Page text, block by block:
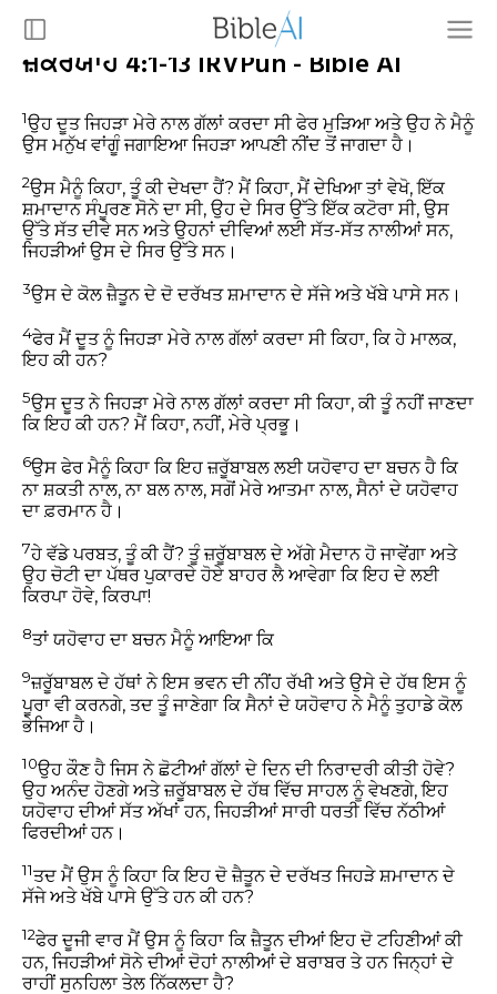
ਜ਼ਕਰਯਾਹ 4:1-13 IRVPun - Bible AI
1ਉਹ ਦੂਤ ਜਿਹੜਾ ਮੇਰੇ ਨਾਲ ਗੱਲਾਂ ਕਰਦਾ ਸੀ ਫੇਰ ਮੁੜਿਆ ਅਤੇ ਉਹ ਨੇ ਮੈਨੂੰ
ਉਸ ਮਨੁੱਖ ਵਾਂਗੂੰ ਜਗਾਇਆ ਜਿਹੜਾ ਆਪਣੀ ਨੀਂਦ ਤੋਂ ਜਾਗਦਾ ਹੈ।
2ਉਸ ਮੈਨੂੰ ਕਿਹਾ, ਤੂੰ ਕੀ ਦੇਖਦਾ ਹੈਂ? ਮੈਂ ਕਿਹਾ, ਮੈਂ ਦੇਖਿਆ ਤਾਂ ਵੇਖੋ, ਇੱਕ
ਸ਼ਮਾਦਾਨ ਸੰਪੂਰਣ ਸੋਨੇ ਦਾ ਸੀ, ਉਹ ਦੇ ਸਿਰ ਉੱਤੇ ਇੱਕ ਕਟੋਰਾ ਸੀ, ਉਸ
ਉੱਤੇ ਸੱਤ ਦੀਵੇ ਸਨ ਅਤੇ ਉਹਨਾਂ ਦੀਵਿਆਂ ਲਈ ਸੱਤ-ਸੱਤ ਨਾਲੀਆਂ ਸਨ,
ਜਿਹੜੀਆਂ ਉਸ ਦੇ ਸਿਰ ਉੱਤੇ ਸਨ।
3ਉਸ ਦੇ ਕੋਲ ਜ਼ੈਤੂਨ ਦੇ ਦੋ ਦਰੱਖਤ ਸ਼ਮਾਦਾਨ ਦੇ ਸੱਜੇ ਅਤੇ ਖੱਬੇ ਪਾਸੇ ਸਨ।
4ਫੇਰ ਮੈਂ ਦੂਤ ਨੂੰ ਜਿਹੜਾ ਮੇਰੇ ਨਾਲ ਗੱਲਾਂ ਕਰਦਾ ਸੀ ਕਿਹਾ, ਕਿ ਹੇ ਮਾਲਕ,
ਇਹ ਕੀ ਹਨ?
5ਉਸ ਦੂਤ ਨੇ ਜਿਹੜਾ ਮੇਰੇ ਨਾਲ ਗੱਲਾਂ ਕਰਦਾ ਸੀ ਕਿਹਾ, ਕੀ ਤੂੰ ਨਹੀਂ ਜਾਣਦਾ
ਕਿ ਇਹ ਕੀ ਹਨ? ਮੈਂ ਕਿਹਾ, ਨਹੀਂ, ਮੇਰੇ ਪ੍ਰਭੂ।
6ਉਸ ਫੇਰ ਮੈਨੂੰ ਕਿਹਾ ਕਿ ਇਹ ਜ਼ਰੂੱਬਾਬਲ ਲਈ ਯਹੋਵਾਹ ਦਾ ਬਚਨ ਹੈ ਕਿ
ਨਾ ਸ਼ਕਤੀ ਨਾਲ, ਨਾ ਬਲ ਨਾਲ, ਸਗੋਂ ਮੇਰੇ ਆਤਮਾ ਨਾਲ, ਸੈਨਾਂ ਦੇ ਯਹੋਵਾਹ
ਦਾ ਫ਼ਰਮਾਨ ਹੈ।
7ਹੇ ਵੱਡੇ ਪਰਬਤ, ਤੂੰ ਕੀ ਹੈਂ? ਤੂੰ ਜ਼ਰੂੱਬਾਬਲ ਦੇ ਅੱਗੇ ਮੈਦਾਨ ਹੋ ਜਾਵੇਂਗਾ ਅਤੇ
ਉਹ ਚੋਟੀ ਦਾ ਪੱਥਰ ਪੁਕਾਰਦੇ ਹੋਏ ਬਾਹਰ ਲੈ ਆਵੇਗਾ ਕਿ ਇਹ ਦੇ ਲਈ
ਕਿਰਪਾ ਹੋਵੇ, ਕਿਰਪਾ!
8ਤਾਂ ਯਹੋਵਾਹ ਦਾ ਬਚਨ ਮੈਨੂੰ ਆਇਆ ਕਿ
9ਜ਼ਰੂੱਬਾਬਲ ਦੇ ਹੱਥਾਂ ਨੇ ਇਸ ਭਵਨ ਦੀ ਨੀਂਹ ਰੱਖੀ ਅਤੇ ਉਸੇ ਦੇ ਹੱਥ ਇਸ ਨੂੰ
ਪੂਰਾ ਵੀ ਕਰਨਗੇ, ਤਦ ਤੂੰ ਜਾਣੇਗਾ ਕਿ ਸੈਨਾਂ ਦੇ ਯਹੋਵਾਹ ਨੇ ਮੈਨੂੰ ਤੁਹਾਡੇ ਕੋਲ
ਭੇਜਿਆ ਹੈ।
10ਉਹ ਕੌਣ ਹੈ ਜਿਸ ਨੇ ਛੋਟੀਆਂ ਗੱਲਾਂ ਦੇ ਦਿਨ ਦੀ ਨਿਰਾਦਰੀ ਕੀਤੀ ਹੋਵੇ?
ਉਹ ਅਨੰਦ ਹੋਣਗੇ ਅਤੇ ਜ਼ਰੂੱਬਾਬਲ ਦੇ ਹੱਥ ਵਿੱਚ ਸਾਹਲ ਨੂੰ ਵੇਖਣਗੇ, ਇਹ
ਯਹੋਵਾਹ ਦੀਆਂ ਸੱਤ ਅੱਖਾਂ ਹਨ, ਜਿਹੜੀਆਂ ਸਾਰੀ ਧਰਤੀ ਵਿੱਚ ਨੱਠੀਆਂ
ਫਿਰਦੀਆਂ ਹਨ।
11ਤਦ ਮੈਂ ਉਸ ਨੂੰ ਕਿਹਾ ਕਿ ਇਹ ਦੋ ਜ਼ੈਤੂਨ ਦੇ ਦਰੱਖਤ ਜਿਹੜੇ ਸ਼ਮਾਦਾਨ ਦੇ
ਸੱਜੇ ਅਤੇ ਖੱਬੇ ਪਾਸੇ ਉੱਤੇ ਹਨ ਕੀ ਹਨ?
12ਫੇਰ ਦੂਜੀ ਵਾਰ ਮੈਂ ਉਸ ਨੂੰ ਕਿਹਾ ਕਿ ਜ਼ੈਤੂਨ ਦੀਆਂ ਇਹ ਦੋ ਟਹਿਣੀਆਂ ਕੀ
ਹਨ, ਜਿਹੜੀਆਂ ਸੋਨੇ ਦੀਆਂ ਦੋਹਾਂ ਨਾਲੀਆਂ ਦੇ ਬਰਾਬਰ ਤੇ ਹਨ ਜਿਨ੍ਹਾਂ ਦੇ
ਰਾਹੀਂ ਸੁਨਹਿਲਾ ਤੇਲ ਨਿੱਕਲਦਾ ਹੈ?